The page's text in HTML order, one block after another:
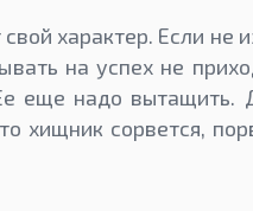
характер. Если не
на успех не
еще надо вытащить.
хищник сорвется,